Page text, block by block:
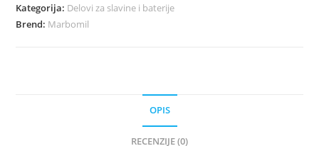
Kategorija: Delovi za slavine i baterije
Brend: Marbomil
OPIS
RECENZIJE (0)